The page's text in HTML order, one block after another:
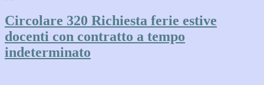
Circolare 320 Richiesta ferie estive
docenti con contratto a tempo
indeterminato